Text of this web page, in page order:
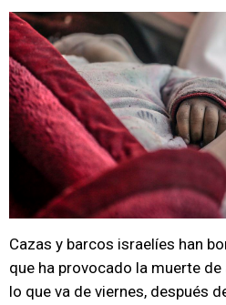
Cazas y barcos israelíes han
que ha provocado la muerte
lo que va de viernes, después